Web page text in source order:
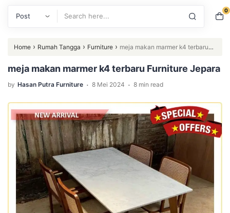
0
Home › Rumah Tangga › Furniture › meja makan marmer k4 terbaru
Furniture Jepara
meja makan marmer k4 terbaru Furniture Jepara
by Hasan Putra Furniture . 8 Mei 2024 . 8 min read